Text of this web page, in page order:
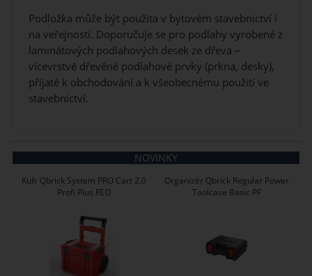
Podložka může být použita v bytovém stavebnictví i
na veřejnosti. Doporučuje se pro podlahy vyrobené z
laminátových podlahových desek ze dřeva –
vícevrstvé dřevěné podlahové prvky (prkna, desky),
přijaté k obchodování a k všeobecnému použití ve
stavebnictví.
NOVINKY
Kufr Qbrick System PRO Cart 2.0
Profi Plus RED
Organizér Qbrick Regular Power
Toolcase Basic PF